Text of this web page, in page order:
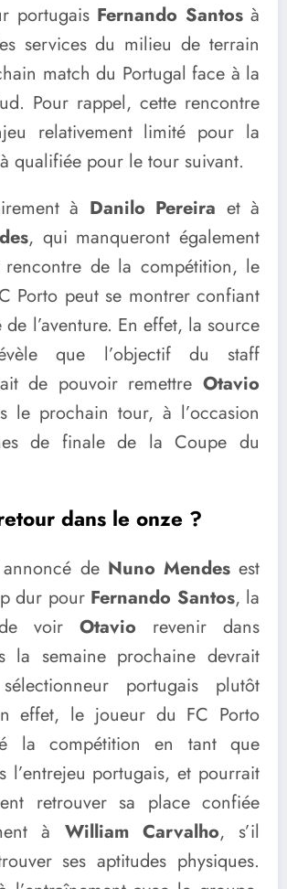
portugaisFernando Santosà
services du milieu de terrain
match du Portugal face à la
Pour rappel, cette rencontre
relativement limité pour la
qualifiée pour le tour suivant.
à Danilo Pereira et à
, qui manqueront également
rencontre de la compétition, le
Porto peut se montrer confiant
l’aventure. En effet, la source
que l’objectif du staff
de pouvoir remettre Otavio
le prochain tour, à l’occasion
de finale de la Coupe du
dans le onze ?
de Nuno Mendesest
dur pourFernando Santos, la
voir Otavio revenir dans
la semaine prochaine devrait
portugais plutôt
effet, le joueur du FC Porto
la compétition en tant que
l’entrejeu portugais, et pourrait
retrouver sa place confiée
à William Carvalho, s’il
ses aptitudes physiques.